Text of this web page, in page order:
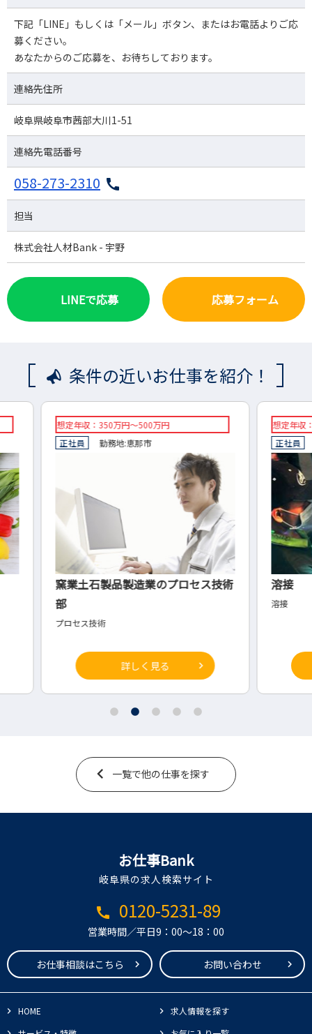
下記「LINE」もしくは「メール」ボタン、またはお電話よりご応
募ください。
あなたからのご応募を、お待ちしております。
連絡先住所
岐阜県岐阜市茜部大川1-51
連絡先電話番号
058-273-2310
担当
株式会社人材Bank - 宇野
LINEで応募 応募フォーム
条件の近いお仕事を紹介！
想定年収：400万円～550万円
正社員
勤務地:郡上市
溶接
詳しく見る
想定
正社
バ
バイ
一覧で他の仕事を探す
お仕事Bank
岐阜県の求人検索サイト
call 0120-5231-89
営業時間／平日9：00～18：00
お仕事相談はこちら お問い合わせ
HOME
求人情報を探す